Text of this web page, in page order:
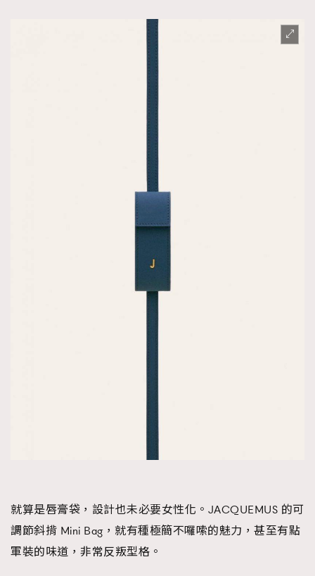
就算是唇膏袋，設計也未必要女性化。JACQUEMUS 的可
調節斜揹 Mini Bag，就有種極簡不囉嗦的魅力，甚至有點
軍裝的味道，非常反叛型格。